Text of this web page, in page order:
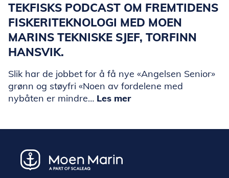
TEKFISKS PODCAST OM FREMTIDENS
FISKERITEKNOLOGI MED MOEN
MARINS TEKNISKE SJEF, TORFINN
HANSVIK.
Slik har de jobbet for å få nye «Angelsen Senior»
grønn og støyfri «Noen av fordelene med
nybåten er mindre… Les mer